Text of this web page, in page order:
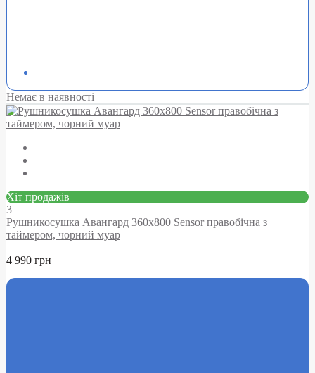
Немає в наявності
Хіт продажів
3
Рушникосушка Авангард 360х800 Sensor правобічна з
таймером, чорний муар
4 990 грн